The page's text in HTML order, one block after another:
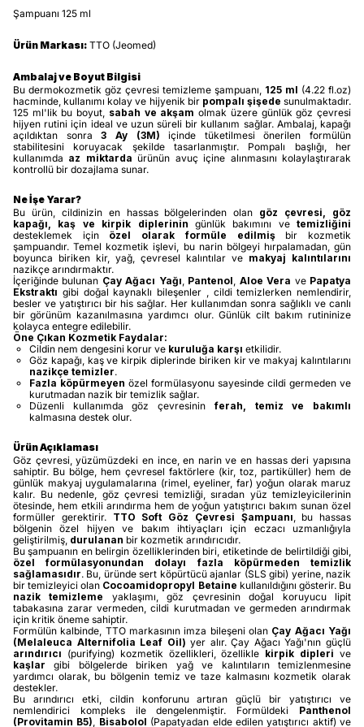
Şampuanı 125 ml
Ürün Markası: TTO (Jeomed)
Ambalaj ve Boyut Bilgisi
Bu dermokozmetik göz çevresi temizleme şampuanı, 125 ml (4.22 fl.oz)
hacminde, kullanımı kolay ve hijyenik bir pompalı şişede sunulmaktadır.
125 ml'lik bu boyut, sabah ve akşam olmak üzere günlük göz çevresi
hijyen rutini için ideal ve uzun süreli bir kullanım sağlar. Ambalaj, kapağı
açıldıktan sonra3 Ay (3M) içinde tüketilmesi önerilen formülün
stabilitesini koruyacak şekilde tasarlanmıştır. Pompalı başlığı, her
kullanımda az miktarda ürünün avuç içine alınmasını kolaylaştırarak
kontrollü bir dozajlama sunar.
Ne İşe Yarar?
Bu ürün, cildinizin en hassas bölgelerinden olan göz çevresi, göz
kapağı, kaş ve kirpik diplerinin günlük bakımını ve temizliğini
desteklemek için özel olarak formüle edilmişbir kozmetik
şampuandır. Temel kozmetik işlevi, bu narin bölgeyi hırpalamadan, gün
boyunca biriken kir, yağ, çevresel kalıntılar ve makyaj kalıntılarını
nazikçe arındırmaktır.
İçeriğinde bulunan Çay Ağacı Yağı Pantenol Aloe Vera ve Papatya
Ekstraktı gibi doğal kaynaklı bileşenler , cildi temizlerken nemlendirir,
besler ve yatıştırıcı bir his sağlar. Her kullanımdan sonra sağlıklı ve canlı
bir görünüm kazanılmasına yardımcı olur. Günlük cilt bakım rutininize
kolayca entegre edilebilir.
Öne Çıkan Kozmetik Faydalar:
Cildin nem dengesini korur ve kuruluğa karşı etkilidir.
Göz kapağı, kaş ve kirpik diplerinde biriken kir ve makyaj kalıntılarını
nazikçe temizler.
Fazla köpürmeyen özel formülasyonu sayesinde cildi germeden ve
kurutmadan nazik bir temizlik sağlar.
Düzenli kullanımda göz çevresininferah, temiz ve bakımlı
kalmasına destek olur.
Ürün Açıklaması
Göz çevresi, yüzümüzdeki en ince, en narin ve en hassas deri yapısına
sahiptir. Bu bölge, hem çevresel faktörlere (kir, toz, partiküller) hem de
günlük makyaj uygulamalarına (rimel, eyeliner, far) yoğun olarak maruz
kalır. Bu nedenle, göz çevresi temizliği, sıradan yüz temizleyicilerinin
ötesinde, hem etkili arındırma hem de yoğun yatıştırıcı bakım sunan özel
formüller gerektirir. TTO Soft Göz Çevresi Şampuanı , bu hassas
bölgenin özel hijyen ve bakım ihtiyaçları için eczacı uzmanlığıyla
geliştirilmiş, durulanan bir kozmetik arındırıcıdır.
Bu şampuanın en belirgin özelliklerinden biri, etiketinde de belirtildiği gibi,
özel formülasyonundan dolayı fazla köpürmeden temizlik
sağlamasıdır. Bu, üründe sert köpürtücü ajanlar (SLS gibi) yerine, nazik
bir temizleyici olan Cocoamidopropyl Betaine kullanıldığını gösterir. Bu
nazik temizleme yaklaşımı, göz çevresinin doğal koruyucu lipit
tabakasına zarar vermeden, cildi kurutmadan ve germeden arındırmak
için kritik öneme sahiptir.
Formülün kalbinde, TTO markasının imza bileşeni olan Çay Ağacı Yağı
(Melaleuca Alternifolia Leaf Oil) yer alır. Çay Ağacı Yağı'nın güçlü
arındırıcı (purifying) kozmetik özellikleri, özellikle kirpik dipleri ve
kaşlar gibi bölgelerde biriken yağ ve kalıntıların temizlenmesine
yardımcı olarak, bu bölgenin temiz ve taze kalmasını kozmetik olarak
destekler.
Bu arındırıcı etki, cildin konforunu artıran güçlü bir yatıştırıcı ve
nemlendirici kompleks ile dengelenmiştir. Formüldeki Panthenol
(Provitamin B5)
Bisabolol (Papatyadan elde edilen yatıştırıcı aktif) ve